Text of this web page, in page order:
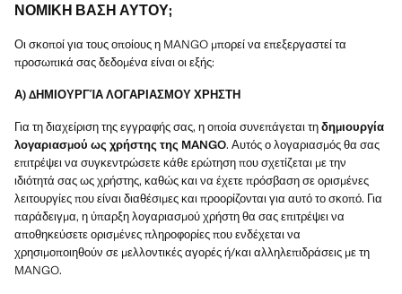
ΝΟΜΙΚΗ ΒΑΣΗ ΑΥΤΟΥ;
Οι σκοποί για τους οποίους η MANGO μπορεί να επεξεργαστεί τα
προσωπικά σας δεδομένα είναι οι εξής:
Α) ΔΗΜΙΟΥΡΓΊΑ ΛΟΓΑΡΙΑΣΜΟΥ ΧΡΗΣΤΗ
Για τη διαχείριση της εγγραφής σας, η οποία συνεπάγεται τηδημιουργία
λογαριασμού ως χρήστης της MANGO. Αυτός ο λογαριασμός θα σας
επιτρέψει να συγκεντρώσετε κάθε ερώτηση που σχετίζεται με την
ιδιότητά σας ως χρήστης, καθώς και να έχετε πρόσβαση σε ορισμένες
λειτουργίες που είναι διαθέσιμες και προορίζονται για αυτό το σκοπό. Για
παράδειγμα, η ύπαρξη λογαριασμού χρήστη θα σας επιτρέψει να
αποθηκεύσετε ορισμένες πληροφορίες που ενδέχεται να
χρησιμοποιηθούν σε μελλοντικές αγορές ή/και αλληλεπιδράσεις με τη
MANGO.